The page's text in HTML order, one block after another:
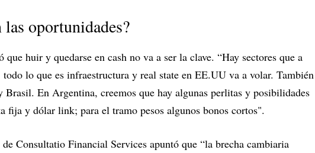
las oportunidades?
que huir y quedarse en cash no va a ser la clave. “Hay sectores que a
todo lo que es infraestructura y real state en EE.UU va a volar. También
Brasil. En Argentina, creemos que hay algunas perlitas y posibilidades
fija y dólar link; para el tramo pesos algunos bonos cortos".
Consultatio Financial Services apuntó que “la brecha cambiaria